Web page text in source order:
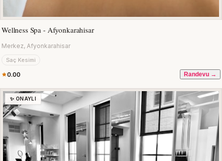
Wellness Spa - Afyonkarahisar
Merkez, Afyonkarahisar
Saç Kesimi
0.00 Randevu →
✨ ONAYLI